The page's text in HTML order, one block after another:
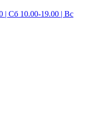
| Сб 10.00-19.00 | Вс